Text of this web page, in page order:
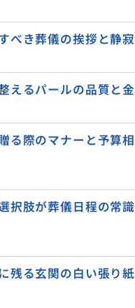
べき葬儀の挨拶と静
えるパールの品質と
る際のマナーと予算
択肢が葬儀日程の常
残る玄関の白い張り